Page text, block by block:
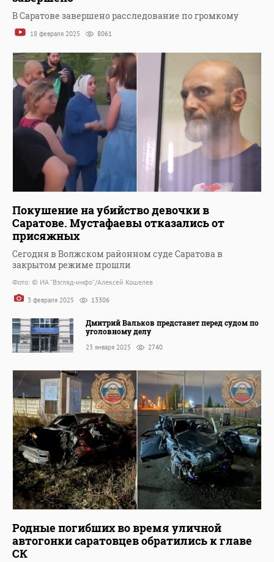
В Саратове завершено расследование по громкому
18 февраля 2025 8061
Покушение на убийство девочки в
Саратове. Мустафаевы отказались от
присяжных
Сегодня в Волжском районном суде Саратова в
закрытом режиме прошли
Фото: © ИА "Взгляд-инфо"/Алексей Кошелев
3 февраля 2025 13306
Дмитрий Вальков предстанет перед судом по
уголовному делу
23 января 2025 2740
Родные погибших во время уличной
автогонки саратовцев обратились к главе
СК